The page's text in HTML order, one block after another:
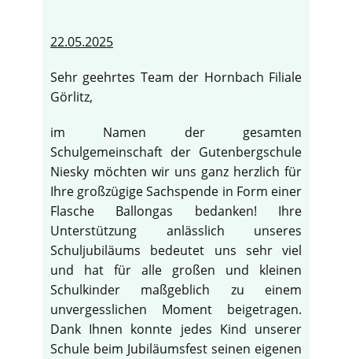
22.05.2025
Sehr geehrtes Team der Hornbach Filiale
Görlitz,
im Namen der gesamten
Schulgemeinschaft der Gutenbergschule
Niesky möchten wir uns ganz herzlich für
Ihre großzügige Sachspende in Form einer
Flasche Ballongas bedanken! Ihre
Unterstützung anlässlich unseres
Schuljubiläums bedeutet uns sehr viel
und hat für alle großen und kleinen
Schulkinder maßgeblich zu einem
unvergesslichen Moment beigetragen.
Dank Ihnen konnte jedes Kind unserer
Schule beim Jubiläumsfest seinen eigenen